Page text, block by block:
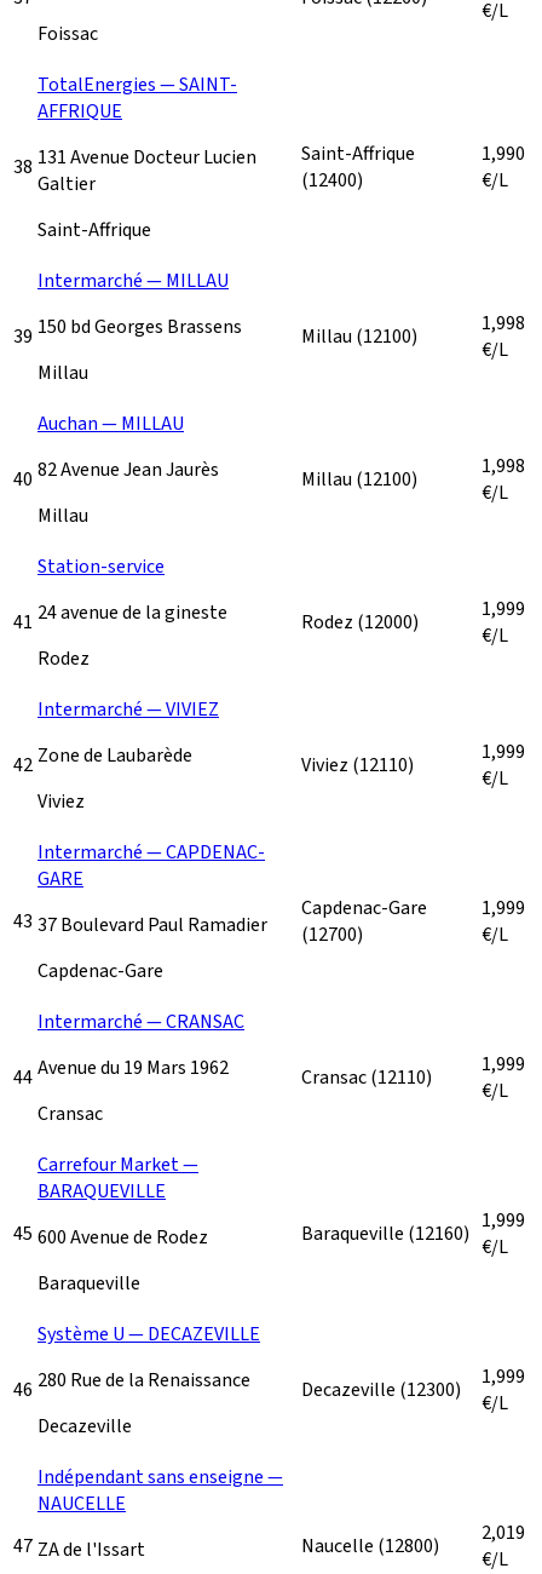
Foissac
€/L
38
TotalEnergies — SAINT-
AFFRIQUE
131 Avenue Docteur Lucien
Galtier
Saint-Affrique
Saint-Affrique
(12400)
1,990
€/L
39
Intermarché — MILLAU
150 bd Georges Brassens
Millau
Millau (12100)
1,998
€/L
40
Auchan — MILLAU
82 Avenue Jean Jaurès
Millau
Millau (12100)
1,998
€/L
41
Station-service
24 avenue de la gineste
Rodez
Rodez (12000)
1,999
€/L
42
Intermarché — VIVIEZ
Zone de Laubarède
Viviez
Viviez (12110)
1,999
€/L
43
Intermarché — CAPDENAC-
GARE
37 Boulevard Paul Ramadier
Capdenac-Gare
Capdenac-Gare
(12700)
1,999
€/L
44
Intermarché — CRANSAC
Avenue du 19 Mars 1962
Cransac
Cransac(12110)
1,999
€/L
45
Carrefour Market —
BARAQUEVILLE
600 Avenue de Rodez
Baraqueville
Baraqueville (12160) 1,999
€/L
46
Système U — DECAZEVILLE
280 Rue de la Renaissance
Decazeville
Decazeville (12300)
1,999
€/L
47
Indépendant sans enseigne —
NAUCELLE
ZA de l'Issart
Naucelle (12800)
2,019
€/L